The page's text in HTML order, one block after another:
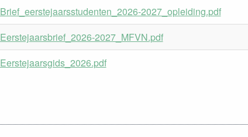
Brief_eerstejaarsstudenten_2026-2027_opleiding.pdf
Eerstejaarsbrief_2026-2027_MFVN.pdf
Eerstejaarsgids_2026.pdf